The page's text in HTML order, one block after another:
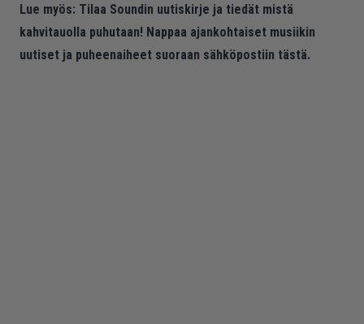
Lue myös: Tilaa Soundin uutiskirje ja tiedät mistä
kahvitauolla puhutaan! Nappaa ajankohtaiset musiikin
uutiset ja puheenaiheet suoraan sähköpostiin tästä.